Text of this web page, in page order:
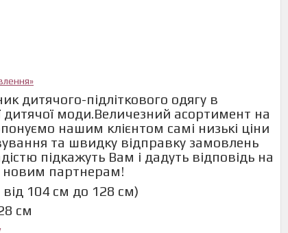
дитячого-підліткового одягу в
дитячої моди.Величезний асортимент на
нашим клієнтом самі низькі ціни
та швидку відправку замовлень
підкажуть Вам і дадуть відповідь на
новим партнерам!
104 см до 128 см)
см